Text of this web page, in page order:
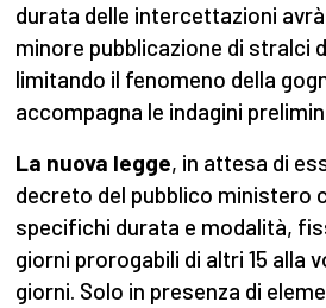
durata delle intercettazioni
minore pubblicazione di stralci
limitando il fenomeno della
accompagna le indagini
La nuova legge, in attesa di
decreto del pubblico ministero
specifichi durata e modalità,
giorni prorogabili di altri 15 alla
giorni. Solo in presenza di